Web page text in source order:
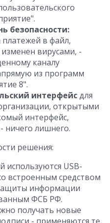
безопасности:
платежей в файл,
вирусами, -
каналу
из программ
8".
интерфейсдля
открытыми
интерфейс,
лишнего.
решения:
используются USB-
встроенным средством
информации
ФСБ РФ.
получать новые